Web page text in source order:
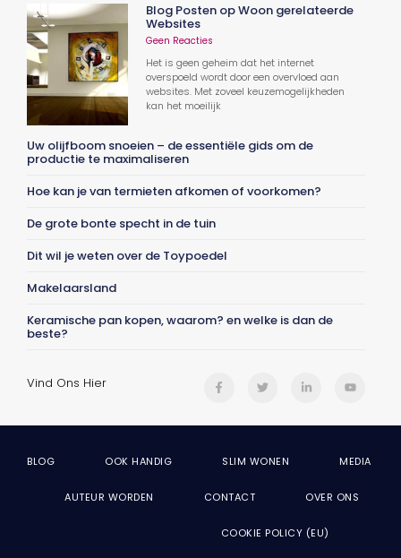
Blog Posten op Woon gerelateerde
Websites
Geen Reacties
Het is geen geheim dat het internet
overspoeld wordt door een overvloed aan
websites. Met zoveel keuzemogelijkheden
kan het moeilijk
Uw olijfboom snoeien – de essentiële gids om de
productie te maximaliseren
Hoe kan je van termieten afkomen of voorkomen?
De grote bonte specht in de tuin
Dit wil je weten over de Toypoedel
Makelaarsland
Keramische pan kopen, waarom? en welke is dan de
beste?
Vind Ons Hier
BLOG OOK HANDIG SLIM WONEN MEDIA
AUTEUR WORDEN CONTACT OVER ONS
COOKIE POLICY (EU)